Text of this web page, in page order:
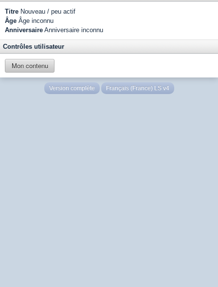
Titre Nouveau / peu actif
Âge Âge inconnu
Anniversaire Anniversaire inconnu
Contrôles utilisateur
Mon contenu
Version complète Français (France) LS v4